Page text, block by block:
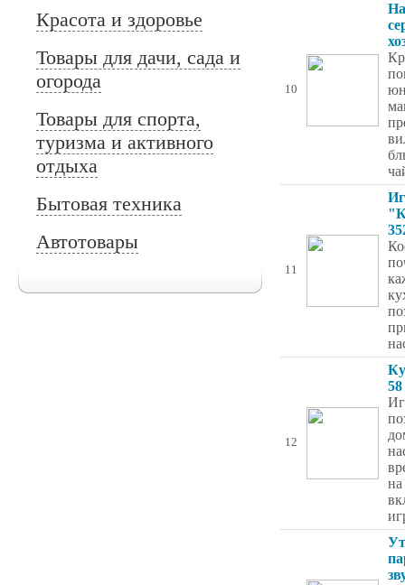
Красота и здоровье
Товары для дачи, сада и
огорода
Товары для спорта,
туризма и активного
отдыха
Бытовая техника
Автотовары
10
11
12